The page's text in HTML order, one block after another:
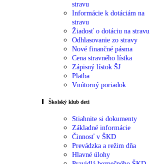
stravu
Informácie k dotáciám na
stravu
Žiadosť o dotáciu na stravu
Odhlasovanie zo stravy
Nové finančné pásma
Cena stravného lístka
Zápisný lístok ŠJ
Platba
Vnútorný poriadok
Školský klub deti
Stiahnite si dokumenty
Základné informácie
Činnosť v ŠKD
Prevádzka a režim dňa
Hlavné úlohy